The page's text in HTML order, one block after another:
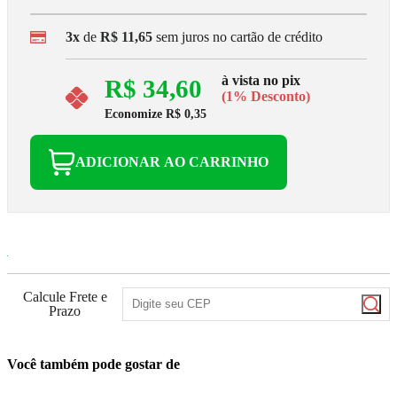
3x de R$ 11,65 sem juros no cartão de crédito
R$ 34,60
à vista no pix
(1% Desconto)
Economize R$ 0,35
ADICIONAR AO CARRINHO
Calcule Frete e
Prazo
Você também pode gostar de